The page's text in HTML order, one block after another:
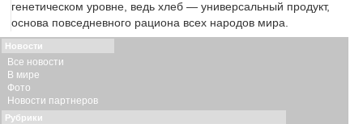
генетическом уровне, ведь хлеб — универсальный продукт,
основа повседневного рациона всех народов мира.
Новости
Все новости
В мире
Фото
Новости партнеров
Рубрики